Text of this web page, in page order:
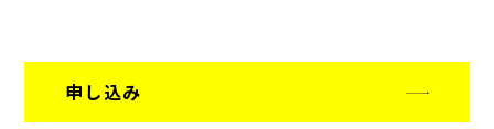
申し込み